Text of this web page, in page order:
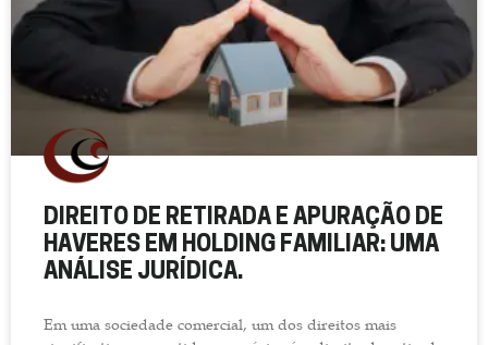
DIREITO DE RETIRADA E APURAÇÃO DE
HAVERES EM HOLDING FAMILIAR: UMA
ANÁLISE JURÍDICA.
Em uma sociedade comercial, um dos direitos mais